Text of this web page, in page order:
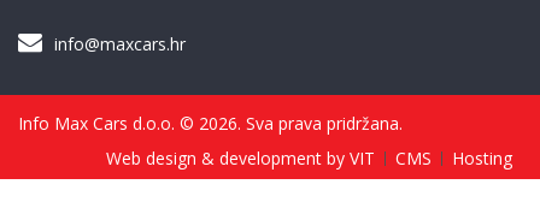
info@maxcars.hr
Info Max Cars d.o.o. © 2026. Sva prava pridržana.
Web design & development by VIT
CMS Hosting